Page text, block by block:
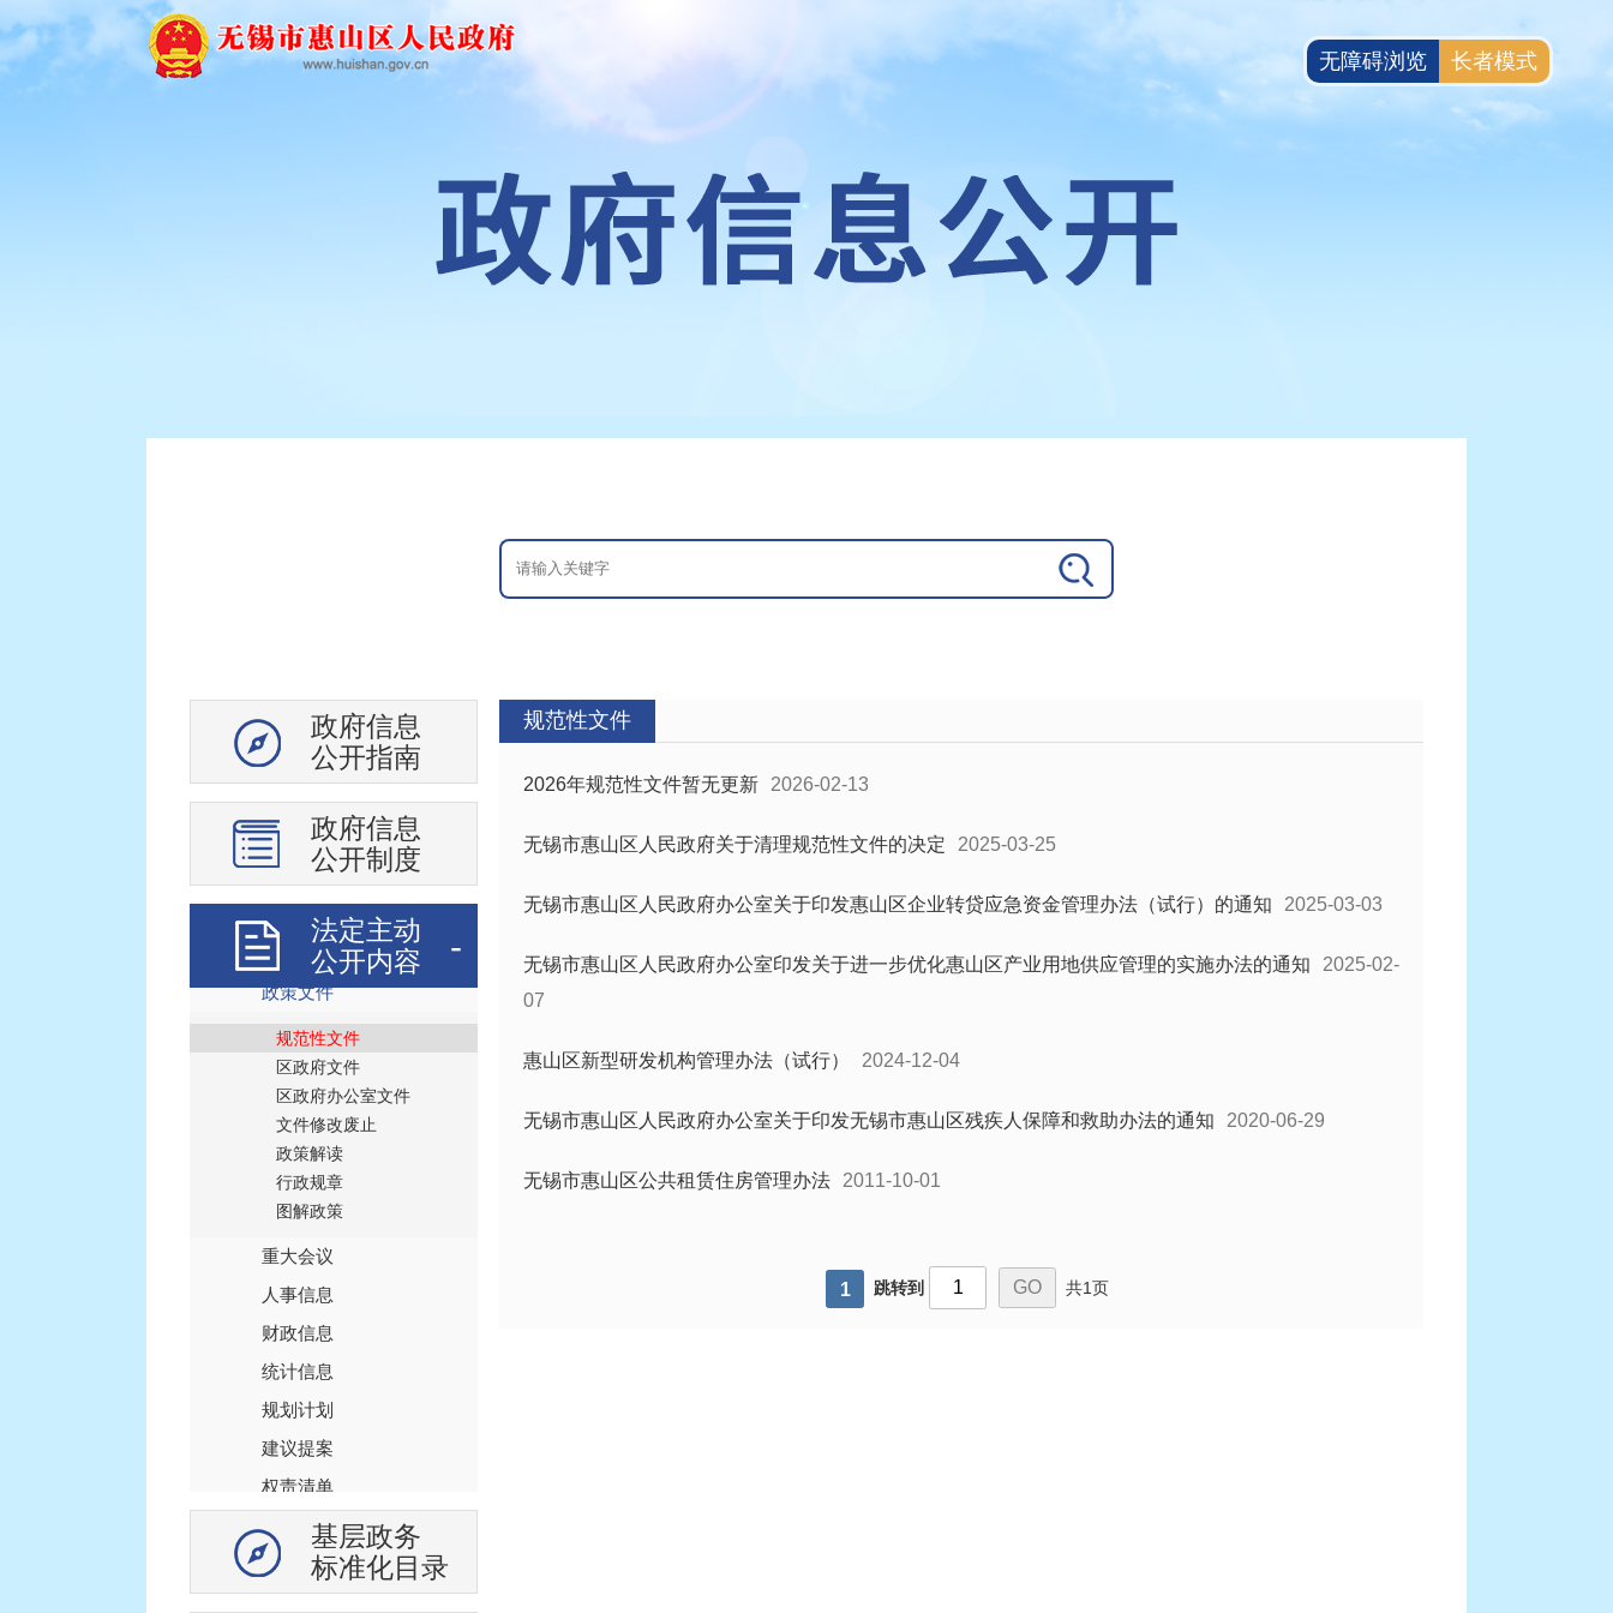
政府信息
公开指南
政府信息
公开制度
法定主动
公开内容
地区概况
政策文件
规范性文件
区政府文件
区政府办公室文件
文件修改废止
政策解读
行政规章
图解政策
重大会议
人事信息
财政信息
统计信息
规划计划
建议提案
权责清单
监管执法
行政事业性收费
基层政务
标准化目录
规范性文件
2026年规范性文件暂无更新 2026-02-13
无锡市惠山区人民政府关于清理规范性文件的决定 2025-03-25
无锡市惠山区人民政府办公室关于印发惠山区企业转贷应急资金管理办法（试行）的通知 2025-03-03
无锡市惠山区人民政府办公室印发关于进一步优化惠山区产业用地供应管理的实施办法的通知
2025-02-
07
惠山区新型研发机构管理办法（试行） 2024-12-04
无锡市惠山区人民政府办公室关于印发无锡市惠山区残疾人保障和救助办法的通知 2020-06-29
无锡市惠山区公共租赁住房管理办法 2011-10-01
1 跳转到 共1页
无障碍浏览 长者模式